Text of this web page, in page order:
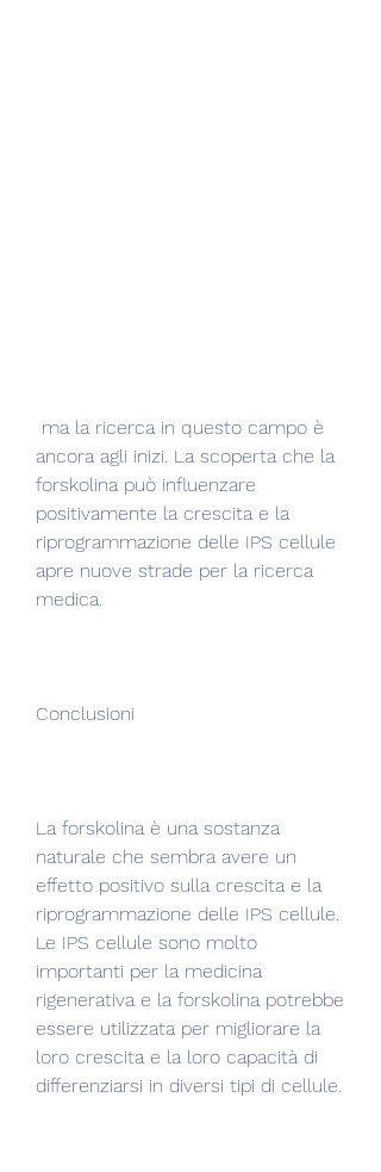
ancora agli inizi. La scoperta che la
forskolina può influenzare
positivamente la crescita e la
riprogrammazione delle IPS cellule
apre nuove strade per la ricerca
medica.
Conclusioni
La forskolina è una sostanza
naturale che sembra avere un
effetto positivo sulla crescita e la
riprogrammazione delle IPS cellule.
Le IPS cellule sono molto
importanti per la medicina
rigenerativa e la forskolina potrebbe
essere utilizzata per migliorare la
loro crescita e la loro capacità di
differenziarsi in diversi tipi di cellule.